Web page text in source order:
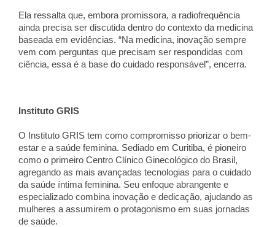
Ela ressalta que, embora promissora, a radiofrequência
ainda precisa ser discutida dentro do contexto da medicina
baseada em evidências. “Na medicina, inovação sempre
vem com perguntas que precisam ser respondidas com
ciência, essa é a base do cuidado responsável”, encerra.
Instituto GRIS
O Instituto GRIS tem como compromisso priorizar o bem-
estar e a saúde feminina. Sediado em Curitiba, é pioneiro
como o primeiro Centro Clínico Ginecológico do Brasil,
agregando as mais avançadas tecnologias para o cuidado
da saúde íntima feminina. Seu enfoque abrangente e
especializado combina inovação e dedicação, ajudando as
mulheres a assumirem o protagonismo em suas jornadas
de saúde.